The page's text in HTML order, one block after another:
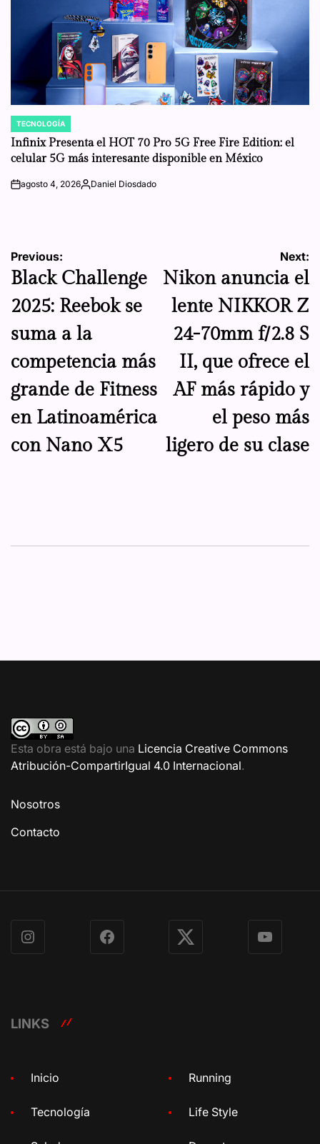
POSTED
IN
TECNOLOGÍA
Infinix Presenta el HOT 70 Pro 5G Free Fire Edition: el
celular 5G más interesante disponible en México
onagosto 4, 2026Posted
Daniel Diosdado
Navegación
de
entradas
Previous:
Black Challenge
2025: Reebok se
suma a la
competencia más
grande de Fitness
en Latinoamérica
con Nano X5
Next:
Nikon anuncia el
lente NIKKOR Z
24-70mm f/2.8 S
II, que ofrece el
AF más rápido y
el peso más
ligero de su clase
Esta obra está bajo una Licencia Creative Commons
Atribución-CompartirIgual 4.0 Internacional.
Nosotros
Contacto
Instagram Facebook X YouTube
LINKS
Inicio Running
Tecnología Life Style